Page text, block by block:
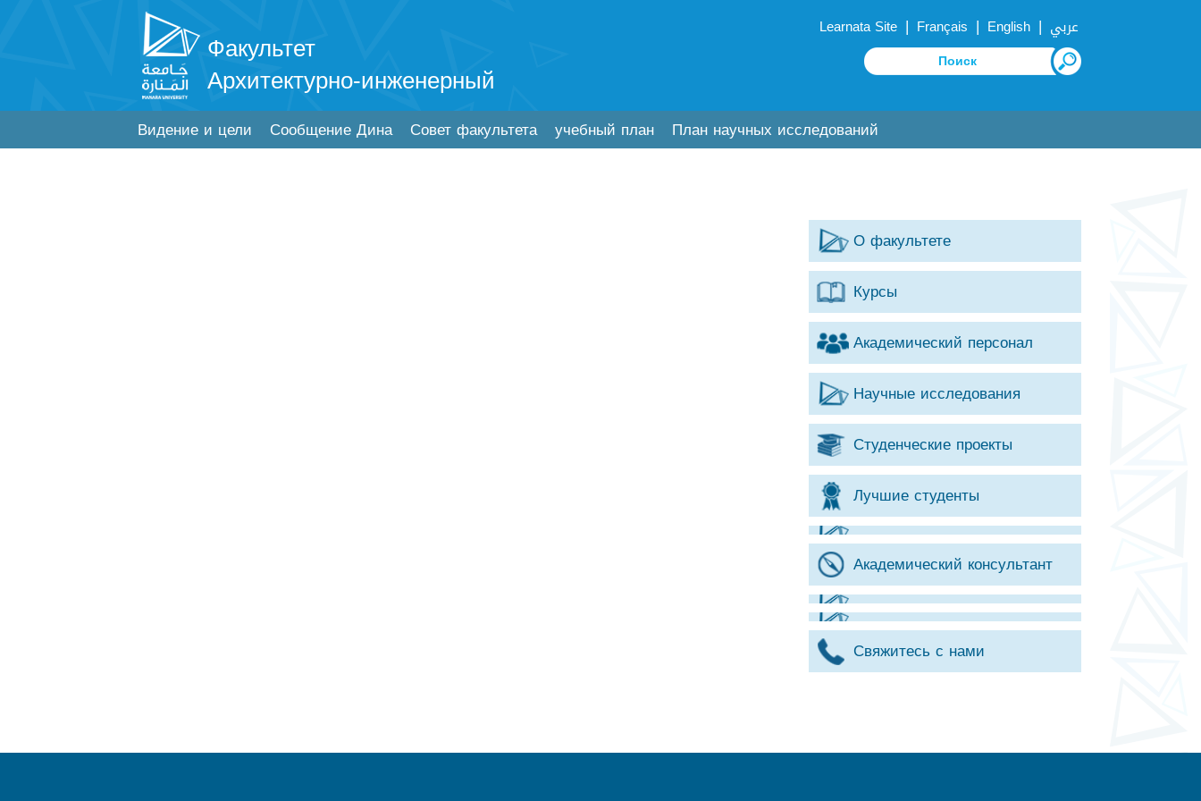
Факультет
Архитектурно-инженерный
Learnata Site | Français | English | عربي
Видение и цели Сообщение Дина Совет факультета учебный план План научных исследований
О факультете
Курсы
Академический персонал
Научные исследования
Студенческие проекты
Лучшие студенты
Академический консультант
Свяжитесь с нами